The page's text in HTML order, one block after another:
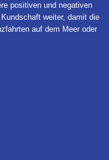
positiven und negativen
weiter, damit die
auf dem Meer oder